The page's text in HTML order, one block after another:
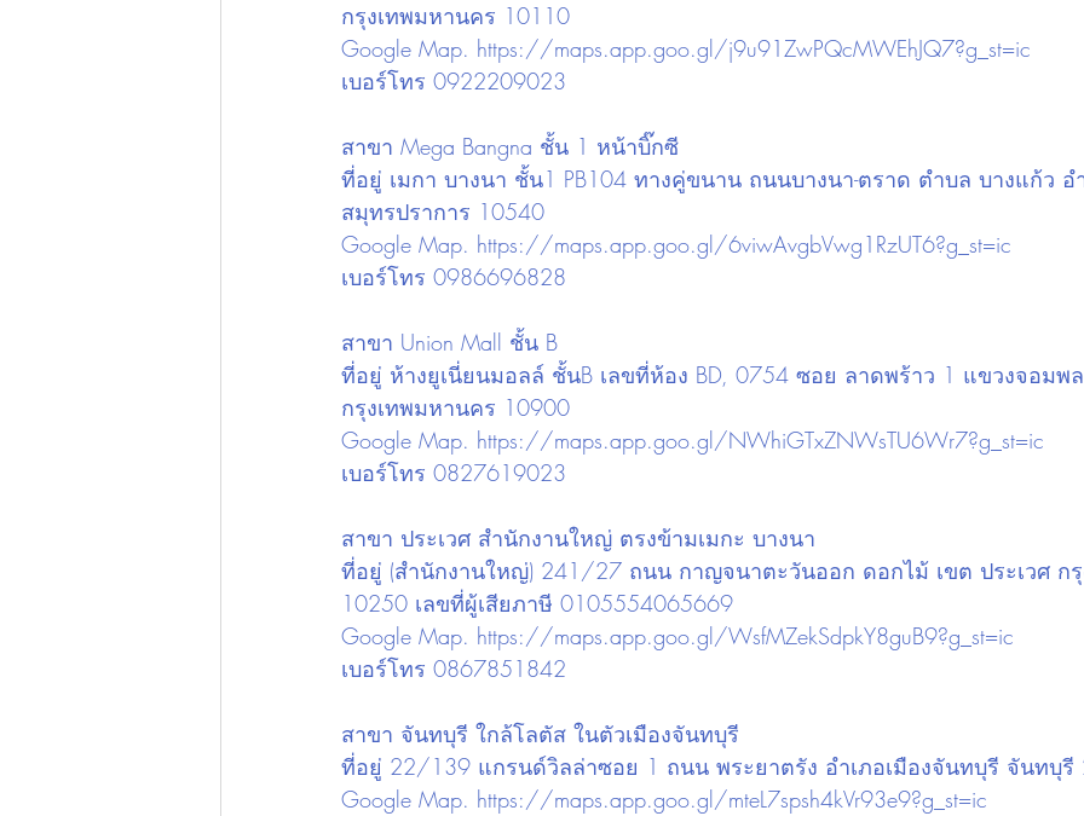
กรุงเทพมหานคร 10110
Google Map. https://maps.app.goo.gl/j9u91ZwPQcMWEhJQ7?g_st=ic
เบอร์โทร 0922209023
สาขา Mega Bangna ชั้น 1 หน้าบิ๊กซี
ที่อยู่ เมกา บางนา ชั้น1 PB104 ทางคู่ขนาน ถนนบางนา-ตราด ตำบล บางแก้ว อ
สมุทรปราการ 10540
Google Map. https://maps.app.goo.gl/6viwAvgbVwg1RzUT6?g_st=ic
เบอร์โทร 0986696828
สาขา Union Mall ชั้น B
ที่อยู่ ห้างยูเนี่ยนมอลล์ ชั้นB เลขที่ห้อง BD, 0754 ซอย ลาดพร้าว 1 แขวงจอมพ
กรุงเทพมหานคร 10900
Google Map. https://maps.app.goo.gl/NWhiGTxZNWsTU6Wr7?g_st=ic
เบอร์โทร 0827619023
สาขา ประเวศ สำนักงานใหญ่ ตรงข้ามเมกะ บางนา
ที่อยู่ (สำนักงานใหญ่) 241/27 ถนน กาญจนาตะวันออก ดอกไม้ เขต ประเวศ ก
10250 เลขที่ผู้เสียภาษี 0105554065669
Google Map. https://maps.app.goo.gl/WsfMZekSdpkY8guB9?g_st=ic
เบอร์โทร 0867851842
สาขา จันทบุรี ใกล้โลตัส ในตัวเมืองจันทบุรี
ที่อยู่ 22/139 แกรนด์วิลล่าซอย 1 ถนน พระยาตรัง อำเภอเมืองจันทบุรี จันทบุรี
Google Map. https://maps.app.goo.gl/mteL7spsh4kVr93e9?g_st=ic